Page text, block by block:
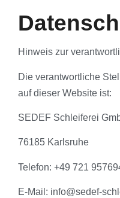
Hinweis zur
Die verantwortliche
auf dieser Website ist:
SEDEF Schleiferei
76185 Karlsruhe
Telefon: +49 721
E-Mail: info@sedef-